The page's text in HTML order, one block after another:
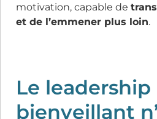
motivation, capable de
et de l’emmener plus loin.
Le leadership
bienveillant